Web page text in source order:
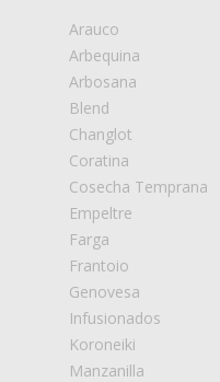
Arauco
Arbequina
Arbosana
Blend
Changlot
Coratina
Cosecha Temprana
Empeltre
Farga
Frantoio
Genovesa
Infusionados
Koroneiki
Manzanilla